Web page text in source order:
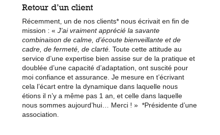
Retour d’un client
Récemment, un de nos clients* nous écrivait en fin de
mission : « J’ai vraiment apprécié la savante
combinaison de calme, d’écoute bienveillante et de
cadre, de fermeté, de clarté. Toute cette attitude au
service d’une expertise bien assise sur de la pratique et
doublée d’une capacité d’adaptation, ont suscité pour
moi confiance et assurance. Je mesure en t’écrivant
cela l’écart entre la dynamique dans laquelle nous
étions il n’y a même pas 1 an, et celle dans laquelle
nous sommes aujourd’hui… Merci ! » *Présidente d’une
association.